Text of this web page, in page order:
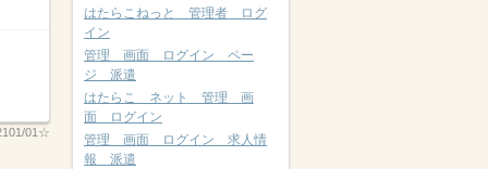
01☆
はたらこねっと 管理者 ログ
イン
管理 画面 ログイン ペー
ジ 派遣
はたらこ ネット 管理 画
面 ログイン
管理 画面 ログイン 求人情
報 派遣